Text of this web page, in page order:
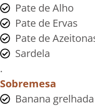
Pate de Alho
Pate de Ervas
Pate de
Sardela
.
Sobremesa
Banana